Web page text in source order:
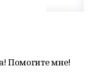
Помогите мне!